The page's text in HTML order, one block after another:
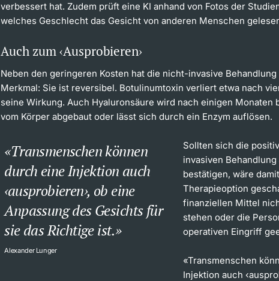
verbessert hat. Zudem prüft eine KI anhand von Fotos der
welches Geschlecht das Gesicht von anderen Menschen
Auch zum ‹Ausprobieren›
Neben den geringeren Kosten hat die nicht-invasive
Merkmal: Sie ist reversibel. Botulinumtoxin verliert etwa nach
seine Wirkung. Auch Hyaluronsäure wird nach einigen Monaten
vom Körper abgebaut oder lässt sich durch ein Enzym auflösen.
Transmenschen können
durch eine Injektion auch
‹ausprobieren›, ob eine
Anpassung des Gesichts für
sie das Richtige ist.
Alexander Lunger
Sollten sich die
invasiven
bestätigen, wäre
Therapieoption
finanziellen Mittel
stehen oder die
operativen Eingriff
«Transmenschen
Injektion auch